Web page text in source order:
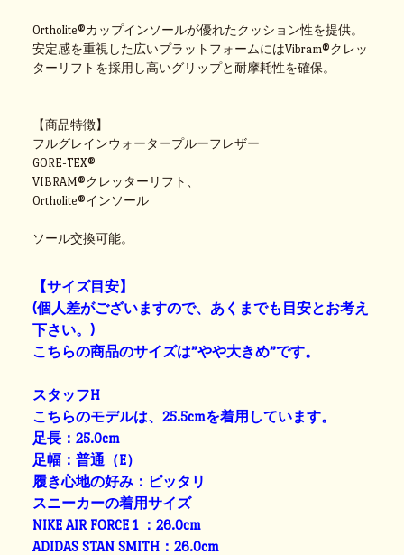
Ortholite®カップインソールが優れたクッション性を提供。
安定感を重視した広いプラットフォームにはVibram®クレッ
ターリフトを採用し高いグリップと耐摩耗性を確保。
【商品特徴】
フルグレインウォータープルーフレザー
GORE-TEX®
VIBRAM®クレッターリフト、
Ortholite®インソール
ソール交換可能。
【サイズ目安】
(個人差がございますので、あくまでも目安とお考え
下さい。)
こちらの商品のサイズは”やや大きめ”です。
スタッフH
こちらのモデルは、25.5cmを着用しています。
足長：25.0cm
足幅：普通（E）
履き心地の好み：ピッタリ
スニーカーの着用サイズ
NIKE AIR FORCE 1 ：26.0cm
ADIDAS STAN SMITH：26.0cm